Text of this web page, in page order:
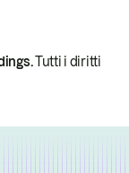
Tutti i diritti